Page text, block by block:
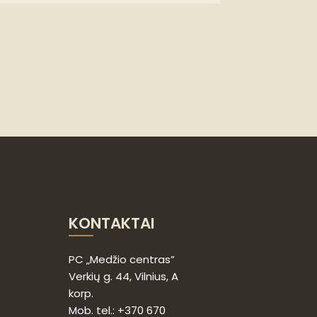
KONTAKTAI
PC „Medžio centras”
Verkių g. 44, Vilnius, A
korp.
Mob. tel.: +370 670